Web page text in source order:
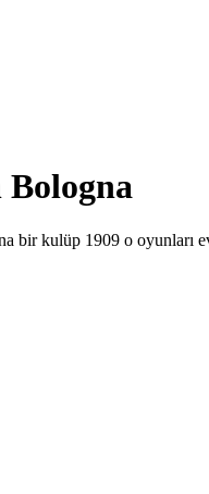
bir kulüp 1909 o